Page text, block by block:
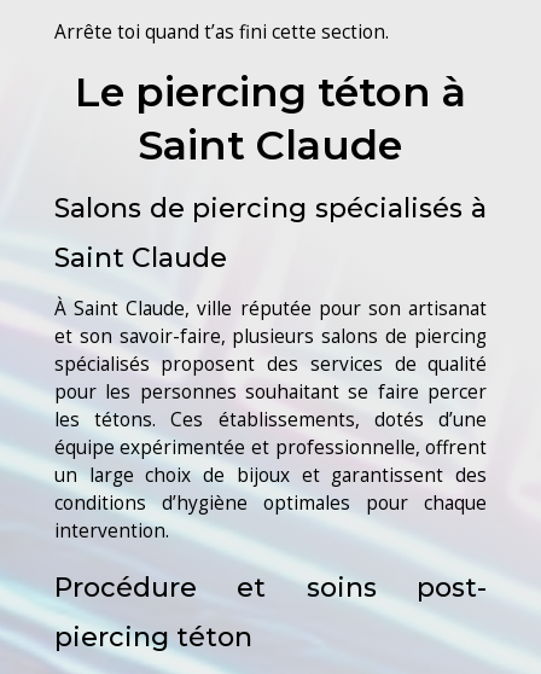
Arrête toi quand t’as fini cette section.
Le piercing téton à
Saint Claude
Salons de piercing spécialisés à
Saint Claude
À Saint Claude, ville réputée pour son artisanat
et son savoir-faire, plusieurs salons de piercing
spécialisés proposent des services de qualité
pour les personnes souhaitant se faire percer
les tétons. Ces établissements, dotés d’une
équipe expérimentée et professionnelle, offrent
un large choix de bijoux et garantissent des
conditions d’hygiène optimales pour chaque
intervention.
Procédure et soins post-
piercing téton